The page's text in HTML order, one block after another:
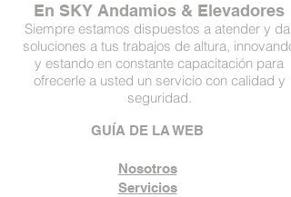
En SKY Andamios & Elevadores
Siempre estamos dispuestos a atender y dar
soluciones a tus trabajos de altura, innovando
y estando en constante capacitación para
ofrecerle a usted un servicio con calidad y
seguridad.
GUÍA DE LA WEB
Nosotros
Servicios